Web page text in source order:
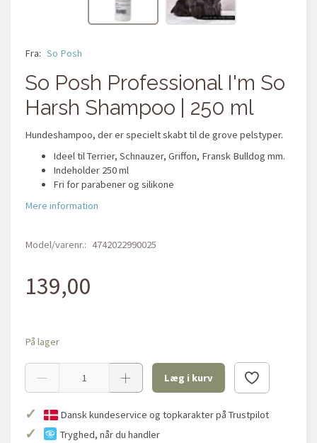
Fra: So Posh
So Posh Professional I'm So
Harsh Shampoo | 250 ml
Hundeshampoo, der er specielt skabt til de grove pelstyper.
Ideel til Terrier, Schnauzer, Griffon, Fransk Bulldog mm.
Indeholder 250 ml
Fri for parabener og silikone
Mere information
Model/varenr.: 4742022990025
139,00
På lager
Læg i kurv
✓ Dansk kundeservice og topkarakter på Trustpilot
✓ Tryghed, når du handler